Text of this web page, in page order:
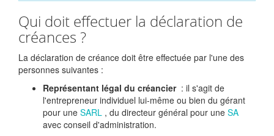
Qui doit effectuer la déclaration de
créances ?
La déclaration de créance doit être effectuée par l'une des
personnes suivantes :
Représentant légal du créancier : il s'agit de
l'entrepreneur individuel lui-même ou bien du gérant
pour une SARL , du directeur général pour une SA
avec conseil d'administration.